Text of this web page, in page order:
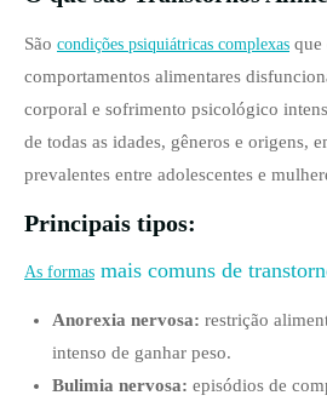
São condições psiquiátricas complexas que
comportamentos alimentares
corporal e sofrimento psicológico
de todas as idades, gêneros e origens,
prevalentes entre adolescentes e
Principais tipos:
As formas mais comuns de
Anorexia nervosa: restrição
intenso de ganhar peso.
Bulimia nervosa: episódios de